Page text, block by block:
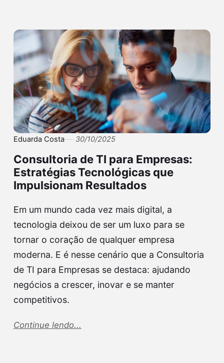
Eduarda Costa 30/10/2025
Consultoria de TI para Empresas:
Estratégias Tecnológicas que
Impulsionam Resultados
Em um mundo cada vez mais digital, a
tecnologia deixou de ser um luxo para se
tornar o coração de qualquer empresa
moderna. E é nesse cenário que a Consultoria
de TI para Empresas se destaca: ajudando
negócios a crescer, inovar e se manter
competitivos.
Continue lendo...